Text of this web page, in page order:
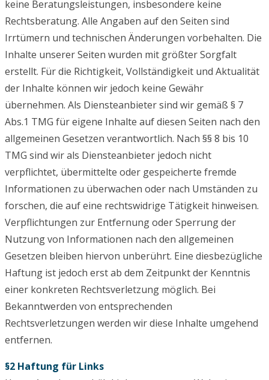
keine Beratungsleistungen, insbesondere keine
Rechtsberatung. Alle Angaben auf den Seiten sind
Irrtümern und technischen Änderungen vorbehalten. Die
Inhalte unserer Seiten wurden mit größter Sorgfalt
erstellt. Für die Richtigkeit, Vollständigkeit und Aktualität
der Inhalte können wir jedoch keine Gewähr
übernehmen. Als Diensteanbieter sind wir gemäß § 7
Abs.1 TMG für eigene Inhalte auf diesen Seiten nach den
allgemeinen Gesetzen verantwortlich. Nach §§ 8 bis 10
TMG sind wir als Diensteanbieter jedoch nicht
verpflichtet, übermittelte oder gespeicherte fremde
Informationen zu überwachen oder nach Umständen zu
forschen, die auf eine rechtswidrige Tätigkeit hinweisen.
Verpflichtungen zur Entfernung oder Sperrung der
Nutzung von Informationen nach den allgemeinen
Gesetzen bleiben hiervon unberührt. Eine diesbezügliche
Haftung ist jedoch erst ab dem Zeitpunkt der Kenntnis
einer konkreten Rechtsverletzung möglich. Bei
Bekanntwerden von entsprechenden
Rechtsverletzungen werden wir diese Inhalte umgehend
entfernen.
§2 Haftung für Links